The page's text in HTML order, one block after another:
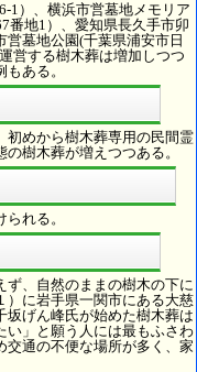
1）、横浜市営墓地メモリア
番地1）、愛知県長久手市卯
墓地公園(千葉県浦安市日
営する樹木葬は増加しつつ
ある。
初めから樹木葬専用の民間霊
樹木葬が増えつつある。
れる。
ず、自然のままの樹木の下に
）に岩手県一関市にある大慈
坂げん峰氏が始めた樹木葬は
い」と願う人には最もふさわ
交通の不便な場所が多く、家